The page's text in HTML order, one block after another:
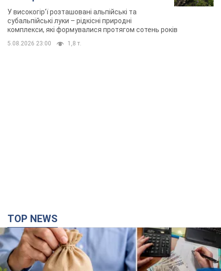
У високогір'ї розташовані альпійські та
субальпійські луки – рідкісні природні
комплекси, які формувалися протягом сотень років
5.08.2026 23:00 1,8 т.
TOP NEWS